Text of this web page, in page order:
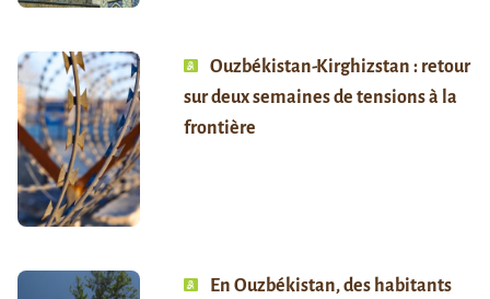
Ouzbékistan-Kirghizstan : retour
sur deux semaines de tensions à la
frontière
En Ouzbékistan, des habitants